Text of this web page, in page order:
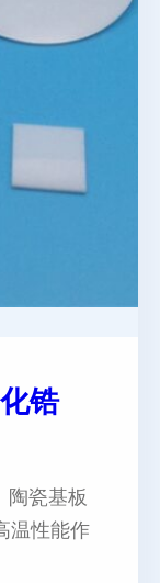
锆
陶瓷基板
温性能作